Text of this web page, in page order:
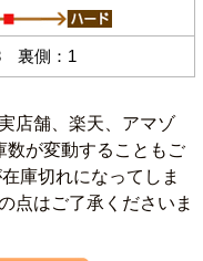
裏側：1
店舗、楽天、アマゾ
数が変動することもご
庫切れになってしま
点はご了承くださいま